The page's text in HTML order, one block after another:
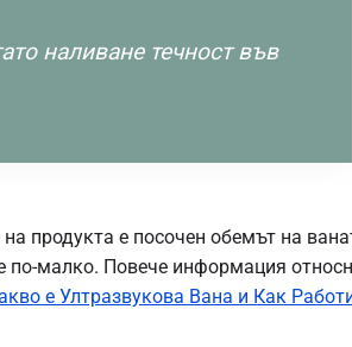
наливане течност във
продукта е посочен обемът на
по-малко. Повече информация
е Ултразвукова Вана и Как